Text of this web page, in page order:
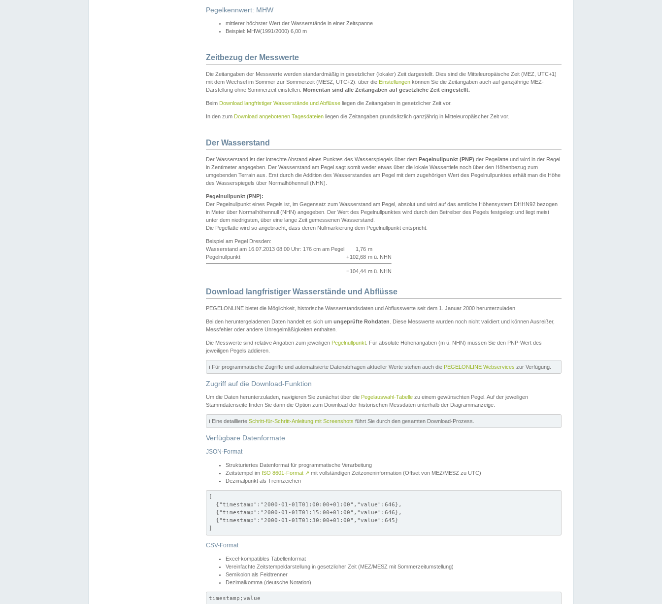
Pegelkennwert: MHW
mittlerer höchster Wert der Wasserstände in einer Zeitspanne
Beispiel: MHW(1991/2000) 6,00 m
Zeitbezug der Messwerte
Die Zeitangaben der Messwerte werden standardmäßig in gesetzlicher (lokaler) Zeit dargestellt. Dies sind die Mitteleuropäische Zeit (MEZ, UTC+1)
mit dem Wechsel im Sommer zur Sommerzeit (MESZ, UTC+2). über die Einstellungen können Sie die Zeitangaben auch auf ganzjährige MEZ-
Darstellung ohne Sommerzeit einstellen. Momentan sind alle Zeitangaben auf gesetzliche Zeit eingestellt.
Beim Download langfristiger Wasserstände und Abflüsse liegen die Zeitangaben in gesetzlicher Zeit vor.
In den zum Download angebotenen Tagesdateien liegen die Zeitangaben grundsätzlich ganzjährig in Mitteleuropäischer Zeit vor.
Der Wasserstand
Der Wasserstand ist der lotrechte Abstand eines Punktes des Wasserspiegels über dem Pegelnullpunkt (PNP) der Pegellatte und wird in der Regel
in Zentimeter angegeben. Der Wasserstand am Pegel sagt somit weder etwas über die lokale Wassertiefe noch über den Höhenbezug zum
umgebenden Terrain aus. Erst durch die Addition des Wasserstandes am Pegel mit dem zugehörigen Wert des Pegelnullpunktes erhält man die Höhe
des Wasserspiegels über Normalhöhennull (NHN).
Pegelnullpunkt (PNP):
Der Pegelnullpunkt eines Pegels ist, im Gegensatz zum Wasserstand am Pegel, absolut und wird auf das amtliche Höhensystem DHHN92 bezogen
in Meter über Normalhöhennull (NHN) angegeben. Der Wert des Pegelnullpunktes wird durch den Betreiber des Pegels festgelegt und liegt meist
unter dem niedrigsten, über eine lange Zeit gemessenen Wasserstand.
Die Pegellatte wird so angebracht, dass deren Nullmarkierung dem Pegelnullpunkt entspricht.
Beispiel am Pegel Dresden:
Wasserstand am 16.07.2013 08:00 Uhr: 176 cm am Pegel
1,76 m
Pegelnullpunkt
+102,68 m ü. NHN
=104,44 m ü. NHN
Download langfristiger Wasserstände und Abflüsse
PEGELONLINE bietet die Möglichkeit, historische Wasserstandsdaten und Abflusswerte seit dem 1. Januar 2000 herunterzuladen.
Bei den heruntergeladenen Daten handelt es sich um ungeprüfte Rohdaten . Diese Messwerte wurden noch nicht validiert und können Ausreißer,
Messfehler oder andere Unregelmäßigkeiten enthalten.
Die Messwerte sind relative Angaben zum jeweiligen Pegelnullpunkt . Für absolute Höhenangaben (m ü. NHN) müssen Sie den PNP-Wert des
jeweiligen Pegels addieren.
ℹ️ Für programmatische Zugriffe und automatisierte Datenabfragen aktueller Werte stehen auch die PEGELONLINE Webservices zur Verfügung.
Zugriff auf die Download-Funktion
Um die Daten herunterzuladen, navigieren Sie zunächst über die Pegelauswahl-Tabelle zu einem gewünschten Pegel. Auf der jeweiligen
Stammdatenseite finden Sie dann die Option zum Download der historischen Messdaten unterhalb der Diagrammanzeige.
ℹ️ Eine detaillierte Schritt-für-Schritt-Anleitung mit Screenshots führt Sie durch den gesamten Download-Prozess.
Verfügbare Datenformate
JSON-Format
Strukturiertes Datenformat für programmatische Verarbeitung
Zeitstempel im ISO 8601-Format ↗ mit vollständigen Zeitzoneninformation (Offset von MEZ/MESZ zu UTC)
Dezimalpunkt als Trennzeichen
[
  {"timestamp":"2000-01-01T01:00:00+01:00","value":646},
  {"timestamp":"2000-01-01T01:15:00+01:00","value":646},
  {"timestamp":"2000-01-01T01:30:00+01:00","value":645}
]
CSV-Format
Excel-kompatibles Tabellenformat
Vereinfachte Zeitstempeldarstellung in gesetzlicher Zeit (MEZ/MESZ mit Sommerzeitumstellung)
Semikolon als Feldtrenner
Dezimalkomma (deutsche Notation)
timestamp;value